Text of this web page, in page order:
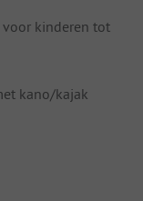
kinderen tot
kano/kajak